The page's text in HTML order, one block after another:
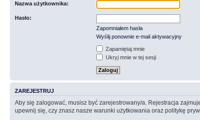
Nazwa użytkownika:
Hasło:
Zapomniałem hasła
Wyślij ponownie e-mail aktywacyjny
Zapamiętaj mnie
Ukryj mnie w tej sesji
ZAREJESTRUJ
Aby się zalogować, musisz być zarejestrowany/a. Rejestracja
upewnij się, czy znasz nasze warunki użytkowania oraz politykę